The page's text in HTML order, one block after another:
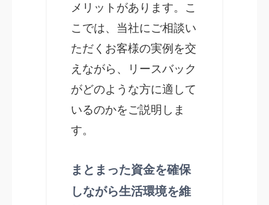
メリットがあります。こ
こでは、当社にご相談い
ただくお客様の実例を交
えながら、リースバック
がどのような方に適して
いるのかをご説明しま
す。
まとまった資金を確保
しながら生活環境を維